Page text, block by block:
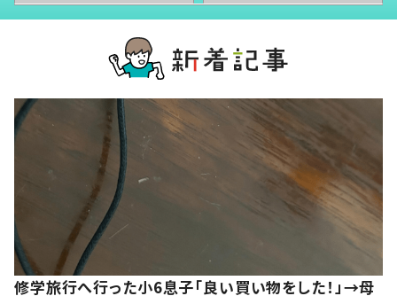
修学旅行へ行った小6息子「良い買い物をした！」→母